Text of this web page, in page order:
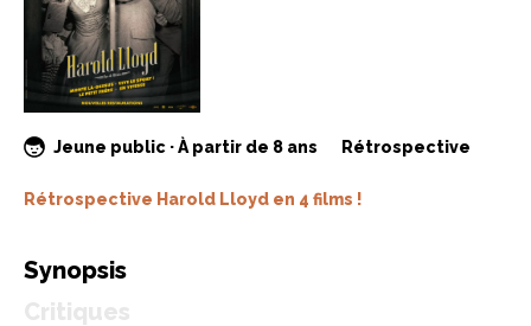
Jeune public · À partir de 8 ans Rétrospective
Rétrospective Harold Lloyd en 4 films !
Synopsis